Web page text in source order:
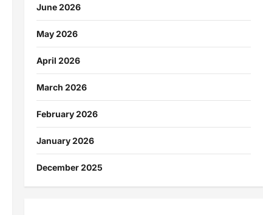
June 2026
May 2026
April 2026
March 2026
February 2026
January 2026
December 2025